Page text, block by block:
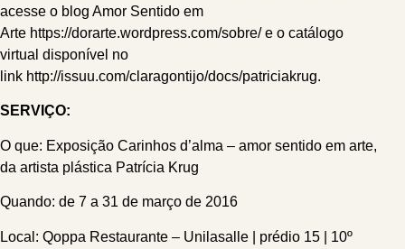
acesse o blog Amor Sentido em
Arte https://dorarte.wordpress.com/sobre/ e o catálogo
virtual disponível no
link http://issuu.com/claragontijo/docs/patriciakrug.
SERVIÇO:
O que: Exposição Carinhos d’alma – amor sentido em arte,
da artista plástica Patrícia Krug
Quando: de 7 a 31 de março de 2016
Local: Qoppa Restaurante – Unilasalle | prédio 15 | 10º